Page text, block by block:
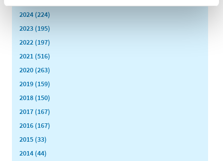
2024 (224)
2023 (195)
2022 (197)
2021 (516)
2020 (263)
2019 (159)
2018 (150)
2017 (167)
2016 (167)
2015 (33)
2014 (44)